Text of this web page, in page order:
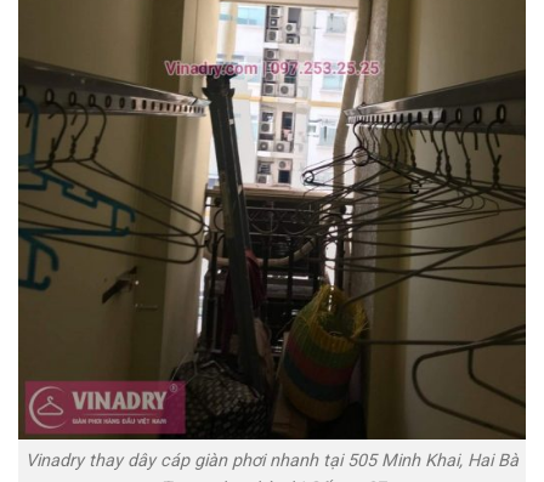
Vinadry thay dây cáp giàn phơi nhanh tại 505 Minh Khai, Hai Bà